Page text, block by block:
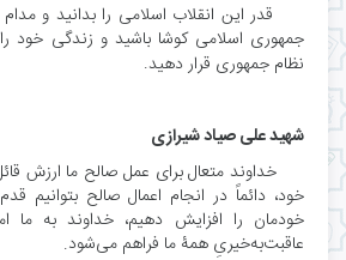
قدر این انقلاب اسلامی را بدانید و
جمهوری اسلامی کوشا باشید و زندگی خود
نظام جمهوری قرار دهید.
شهید علی صیاد شیرازی
خداوند متعال برای عمل صالح ما ارزش
خود، دائماً در انجام اعمال صالح بتوانیم
خودمان را افزایش دهیم، خداوند به ما
عاقبت‌به‌خیریِ همۀ ما فراهم می‌شود.